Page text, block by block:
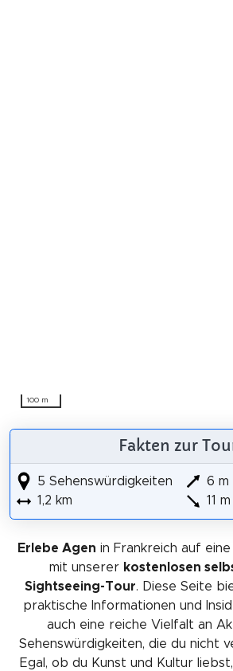
100 m
Fakten zur
5 Sehenswürdigkeiten
1,2 km
6 m
11 m
Erlebe Agen in Frankreich auf
mit unserer kostenlosen
Sightseeing-Tour. Diese Seite
praktische Informationen und
auch eine reiche Vielfalt an
Sehenswürdigkeiten, die du nicht
Egal, ob du Kunst und Kultur